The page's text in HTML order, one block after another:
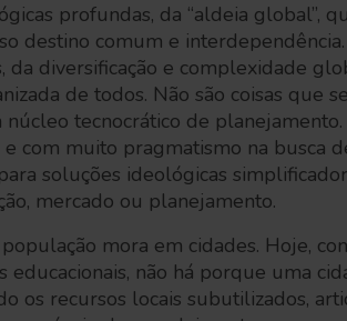
profundas, da “aldeia global”,
destino comum e
da diversificação e complexidade
de todos. Não são coisas que
tecnocrático de
com muito pragmatismo na busca
soluções ideológicas
mercado ou planejamento.
mora em cidades. Hoje,
educacionais, não há porque uma
os recursos locais subutilizados,